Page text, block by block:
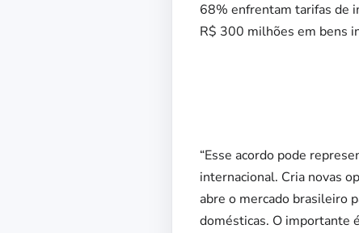
68% enfrentam tarifas de
R$ 300 milhões em bens
“Esse acordo pode
internacional. Cria novas
abre o mercado brasileiro
domésticas. O importante